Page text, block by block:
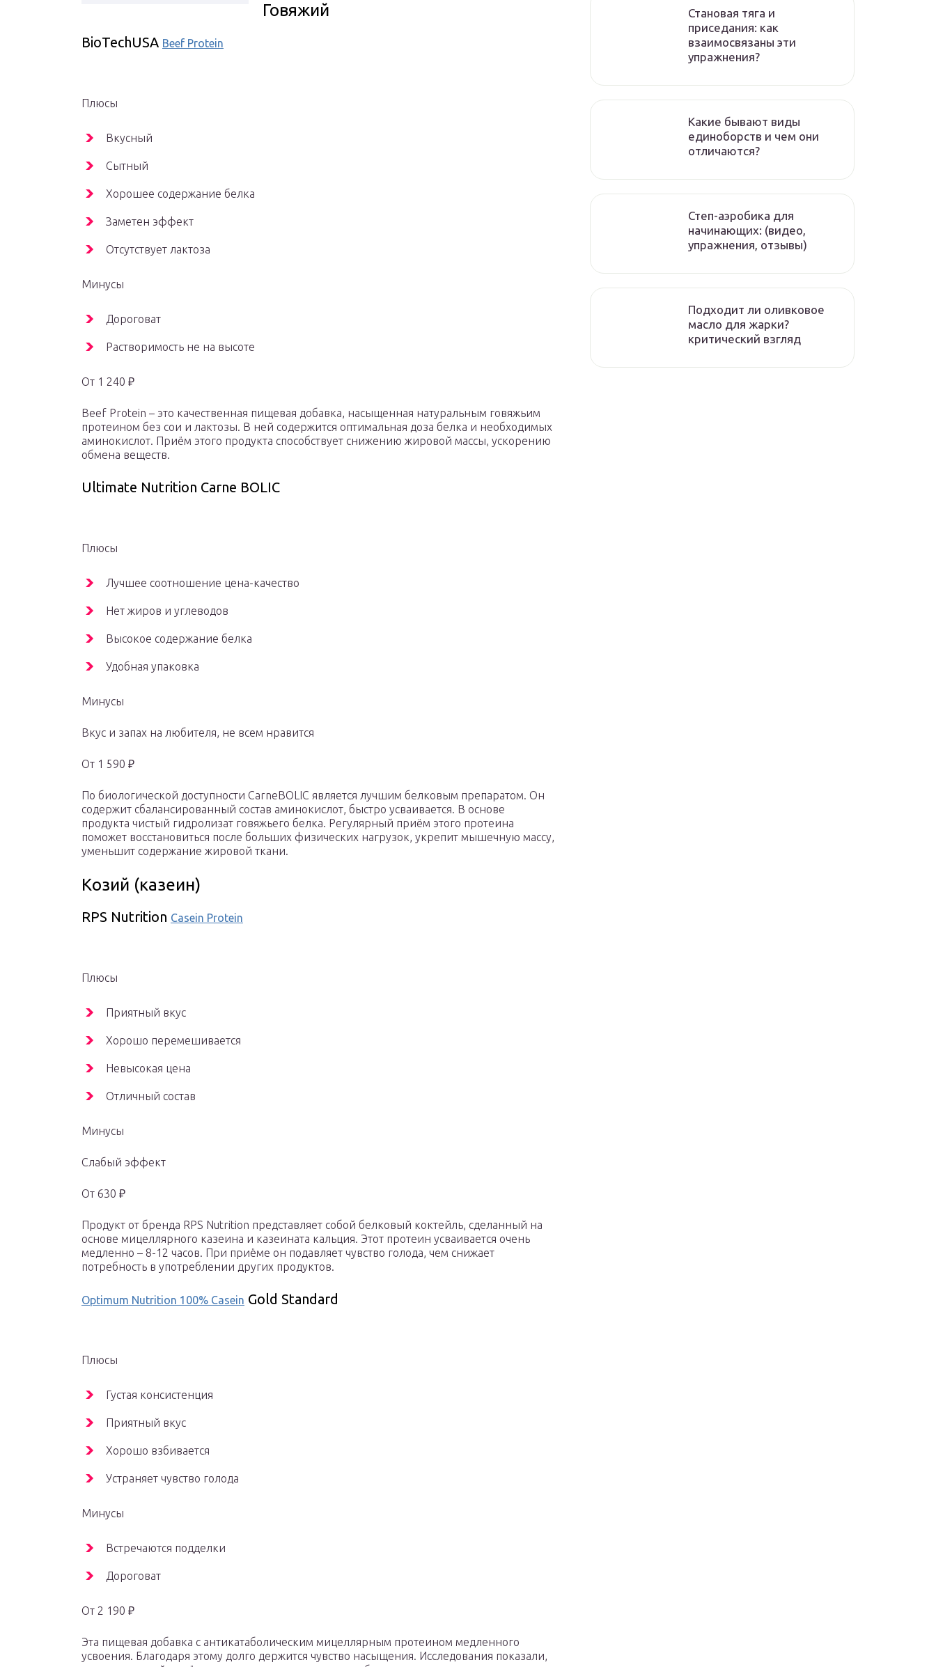
Говяжий
BioTechUSA Beef Protein
Плюсы
Вкусный
Сытный
Хорошее содержание белка
Заметен эффект
Отсутствует лактоза
Минусы
Дороговат
Растворимость не на высоте
От 1 240 ₽
Beef Protein – это качественная пищевая добавка, насыщенная натуральным говяжьим
протеином без сои и лактозы. В ней содержится оптимальная доза белка и необходимых
аминокислот. Приём этого продукта способствует снижению жировой массы, ускорению
обмена веществ.
Ultimate Nutrition Carne BOLIC
Плюсы
Лучшее соотношение цена-качество
Нет жиров и углеводов
Высокое содержание белка
Удобная упаковка
Минусы
Вкус и запах на любителя, не всем нравится
От 1 590 ₽
По биологической доступности CarneBOLIC является лучшим белковым препаратом. Он
содержит сбалансированный состав аминокислот, быстро усваивается. В основе
продукта чистый гидролизат говяжьего белка. Регулярный приём этого протеина
поможет восстановиться после больших физических нагрузок, укрепит мышечную массу,
уменьшит содержание жировой ткани.
Козий (казеин)
RPS Nutrition Casein Protein
Плюсы
Приятный вкус
Хорошо перемешивается
Невысокая цена
Отличный состав
Минусы
Слабый эффект
От 630 ₽
Продукт от бренда RPS Nutrition представляет собой белковый коктейль, сделанный на
основе мицеллярного казеина и казеината кальция. Этот протеин усваивается очень
медленно – 8-12 часов. При приёме он подавляет чувство голода, чем снижает
потребность в употреблении других продуктов.
Optimum Nutrition 100% Casein Gold Standard
Плюсы
Густая консистенция
Приятный вкус
Хорошо взбивается
Устраняет чувство голода
Минусы
Встречаются подделки
Дороговат
От 2 190 ₽
Эта пищевая добавка с антикатаболическим мицеллярным протеином медленного
усвоения. Благодаря этому долго держится чувство насыщения. Исследования показали,
Становая тяга и
приседания: как
взаимосвязаны эти
упражнения?
Какие бывают виды
единоборств и чем они
отличаются?
Степ-аэробика для
начинающих: (видео,
упражнения, отзывы)
Подходит ли оливковое
масло для жарки?
критический взгляд